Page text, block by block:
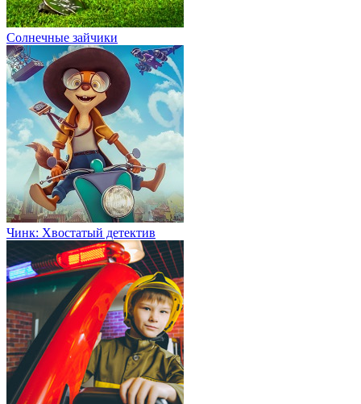
Солнечные зайчики
Чинк: Хвостатый детектив